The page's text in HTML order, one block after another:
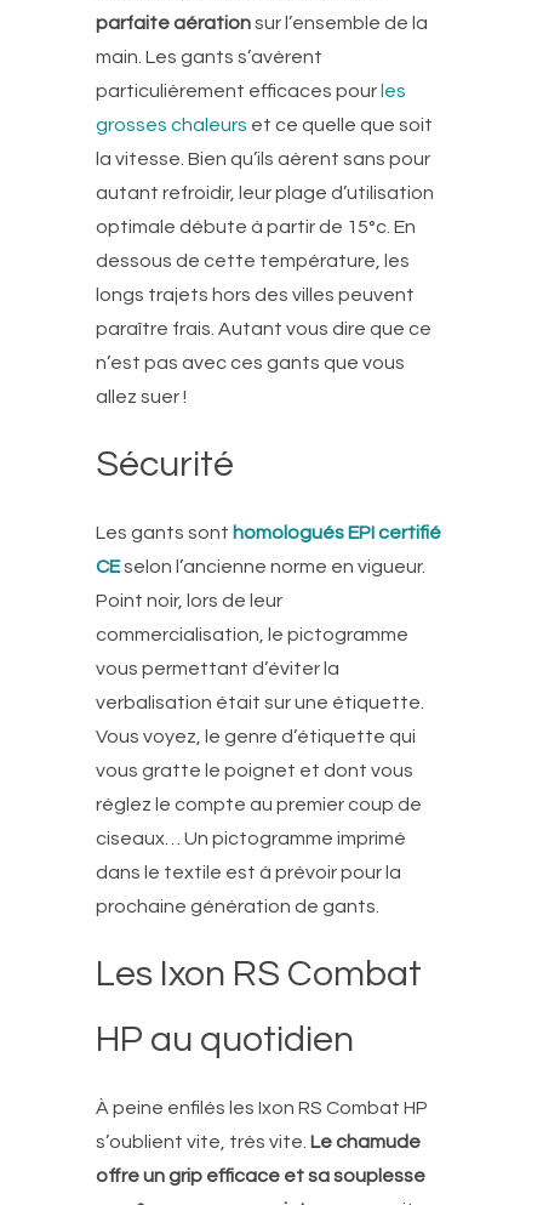
parfaite aérationsur l’ensemble de la
main. Les gants s’avèrent
particulièrement efficaces pour les
grosses chaleurs et ce quelle que soit
la vitesse. Bien qu’ils aèrent sans pour
autant refroidir, leur plage d’utilisation
optimale débute à partir de 15°c. En
dessous de cette température, les
longs trajets hors des villes peuvent
paraître frais. Autant vous dire que ce
n’est pas avec ces gants que vous
allez suer !
Sécurité
Les gants sont homologués EPI certifié
CEselon l’ancienne norme en vigueur.
Point noir, lors de leur
commercialisation, le pictogramme
vous permettant d’éviter la
verbalisation était sur une étiquette.
Vous voyez, le genre d’étiquette qui
vous gratte le poignet et dont vous
réglez le compte au premier coup de
ciseaux… Un pictogramme imprimé
dans le textile est à prévoir pour la
prochaine génération de gants.
Les Ixon RS Combat
HP au quotidien
À peine enfilés les Ixon RS Combat HP
s’oublient vite, très vite. Le chamude
offre un grip efficace et sa souplesse